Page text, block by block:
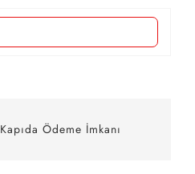
Kapıda Ödeme İmkanı